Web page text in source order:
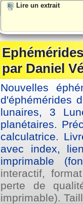
Lire un extrait
par Daniel
Nouvelles
d'éphémérides
lunaires, 3
planétaires.
calculatrice.
avec index,
imprimable
interactif,
perte de
imprimable).